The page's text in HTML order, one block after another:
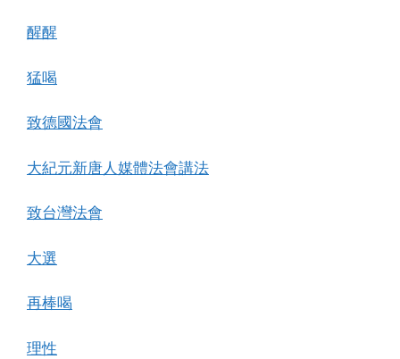
醒醒
猛喝
致德國法會
大紀元新唐人媒體法會講法
致台灣法會
大選
再棒喝
理性